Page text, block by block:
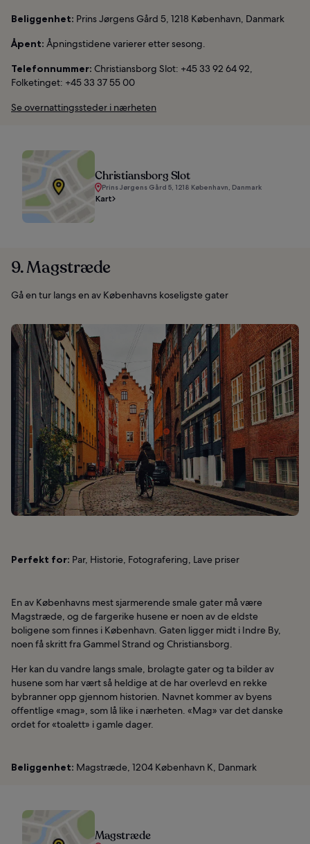
Beliggenhet: Prins Jørgens Gård 5, 1218 København, Danmark
Åpent: Åpningstidene varierer etter sesong.
Telefonnummer: Christiansborg Slot: +45 33 92 64 92,
Folketinget: +45 33 37 55 00
Se overnattingssteder i nærheten
Christiansborg Slot
Prins Jørgens Gård 5, 1218 København, Danmark
Kart
9. Magstræde
Gå en tur langs en av Københavns koseligste gater
Perfekt for: Par, Historie, Fotografering, Lave priser
En av Københavns mest sjarmerende smale gater må være
Magstræde, og de fargerike husene er noen av de eldste
boligene som finnes i København. Gaten ligger midt i Indre By,
noen få skritt fra Gammel Strand og Christiansborg.
Her kan du vandre langs smale, brolagte gater og ta bilder av
husene som har vært så heldige at de har overlevd en rekke
bybranner opp gjennom historien. Navnet kommer av byens
offentlige «mag», som lå like i nærheten. «Mag» var det danske
ordet for «toalett» i gamle dager.
Beliggenhet: Magstræde, 1204 København K, Danmark
Magstræde